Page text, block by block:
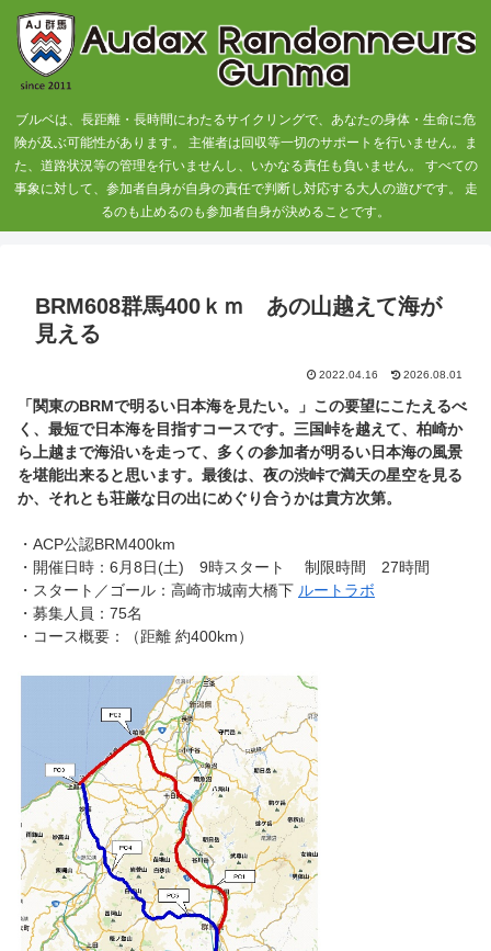
ブルベは、長距離・長時間にわたるサイクリングで、あなたの身体・生命に危
険が及ぶ可能性があります。 主催者は回収等一切のサポートを行いません。ま
た、道路状況等の管理を行いませんし、いかなる責任も負いません。 すべての
事象に対して、参加者自身が自身の責任で判断し対応する大人の遊びです。 走
るのも止めるのも参加者自身が決めることです。
BRM608群馬400ｋｍ あの山越えて海が
見える
2022.04.16 2026.08.01
「関東のBRMで明るい日本海を見たい。」この要望にこたえるべ
く、最短で日本海を目指すコースです。三国峠を越えて、柏崎か
ら上越まで海沿いを走って、多くの参加者が明るい日本海の風景
を堪能出来ると思います。最後は、夜の渋峠で満天の星空を見る
か、それとも荘厳な日の出にめぐり合うかは貴方次第。
・ACP公認BRM400km
・開催日時：6月8日(土) 9時スタート 制限時間 27時間
・スタート／ゴール：高崎市城南大橋下 ルートラボ
・募集人員：75名
・コース概要：（距離 約400km）